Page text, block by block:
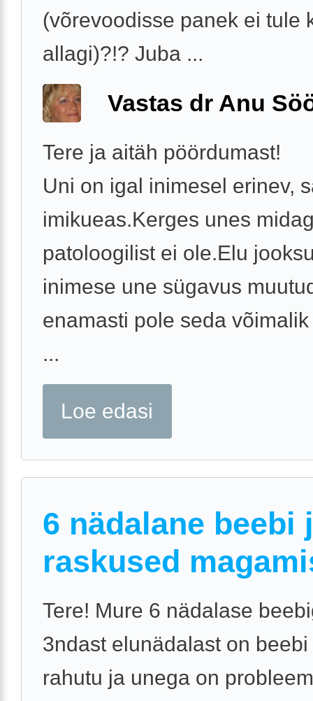
(võrevoodisse panek ei tule
allagi)?!? Juba ...
Vastas dr Anu
Tere ja aitäh pöördumast!
Uni on igal inimesel erinev,
imikueas.Kerges unes
patoloogilist ei ole.Elu
inimese une sügavus
enamasti pole seda
...
Loe edasi
6 nädalane beebi
raskused
Tere! Mure 6 nädalase
3ndast elunädalast on
rahutu ja unega on